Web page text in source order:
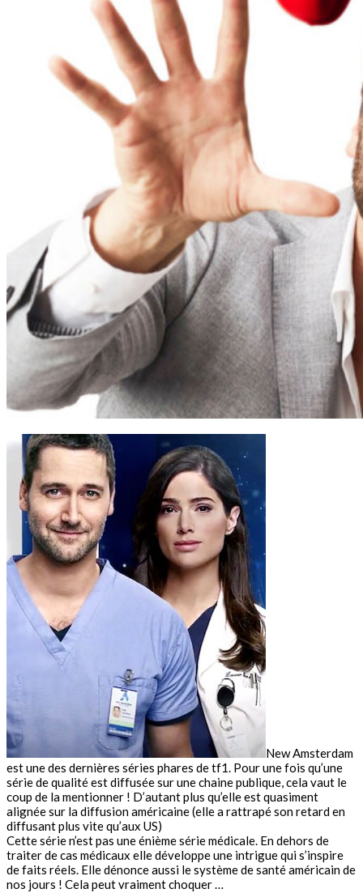
New Amsterdam
est une des dernières séries phares de tf1. Pour une fois qu’une
série de qualité est diffusée sur une chaine publique, cela vaut le
coup de la mentionner ! D’autant plus qu’elle est quasiment
alignée sur la diffusion américaine (elle a rattrapé son retard en
diffusant plus vite qu’aux US)
Cette série n’est pas une énième série médicale. En dehors de
traiter de cas médicaux elle développe une intrigue qui s’inspire
de faits réels. Elle dénonce aussi le système de santé américain de
nos jours ! Cela peut vraiment choquer …